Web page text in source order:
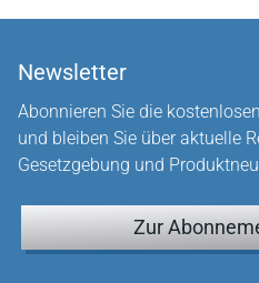
Newsletter
Abonnieren Sie die
und bleiben Sie über aktuelle
Gesetzgebung und
Zur